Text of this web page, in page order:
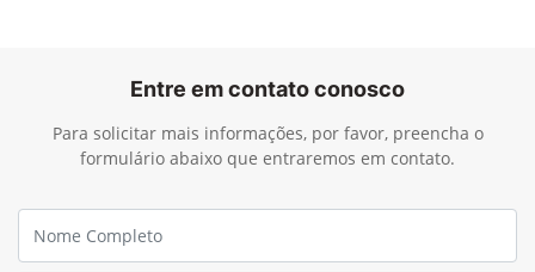
Entre em contato conosco
Para solicitar mais informações, por favor, preencha o
formulário abaixo que entraremos em contato.